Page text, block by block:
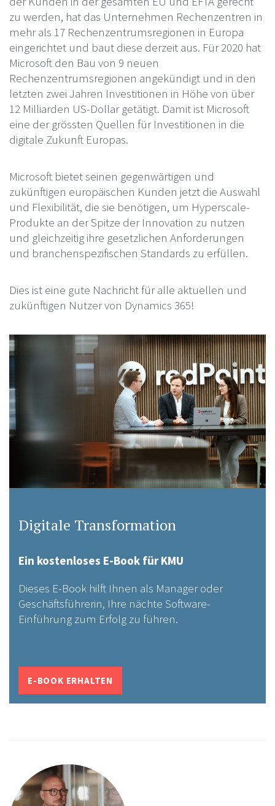
zu werden, hat das Unternehmen Rechenzentren in
mehr als 17 Rechenzentrumsregionen in Europa
eingerichtet und baut diese derzeit aus. Für 2020 hat
Microsoft den Bau von 9 neuen
Rechenzentrumsregionen angekündigt und in den
letzten zwei Jahren Investitionen in Höhe von über
12 Milliarden US-Dollar getätigt. Damit ist Microsoft
eine der grössten Quellen für Investitionen in die
digitale Zukunft Europas.
Microsoft bietet seinen gegenwärtigen und
zukünftigen europäischen Kunden jetzt die Auswahl
und Flexibilität, die sie benötigen, um Hyperscale-
Produkte an der Spitze der Innovation zu nutzen
und gleichzeitig ihre gesetzlichen Anforderungen
und branchenspezifischen Standards zu erfüllen.
Dies ist eine gute Nachricht für alle aktuellen und
zukünftigen Nutzer von Dynamics 365!
Digitale Transformation
Ein kostenloses E-Book für KMU
Dieses E-Book hilft Ihnen als Manager oder
Geschäftsführerin, Ihre nächte Software-
Einführung zum Erfolg zu führen.
E-BOOK ERHALTEN